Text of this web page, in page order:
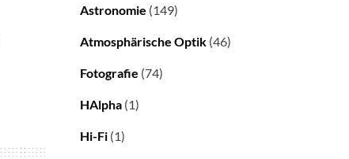
Astronomie (149)
Atmosphärische Optik (46)
Fotografie (74)
HAlpha (1)
Hi-Fi (1)